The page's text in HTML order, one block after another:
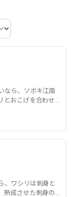
なら、ソボキ江南
とおこげを合わせ
、ワシリは刺身と
熟成させた刺身の